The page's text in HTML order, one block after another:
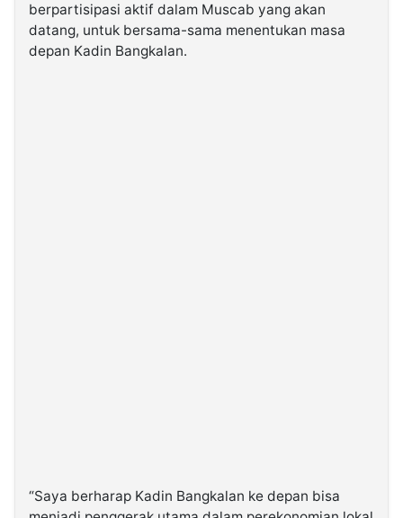
berpartisipasi aktif dalam Muscab yang akan
datang, untuk bersama-sama menentukan masa
depan Kadin Bangkalan.
“Saya berharap Kadin Bangkalan ke depan bisa